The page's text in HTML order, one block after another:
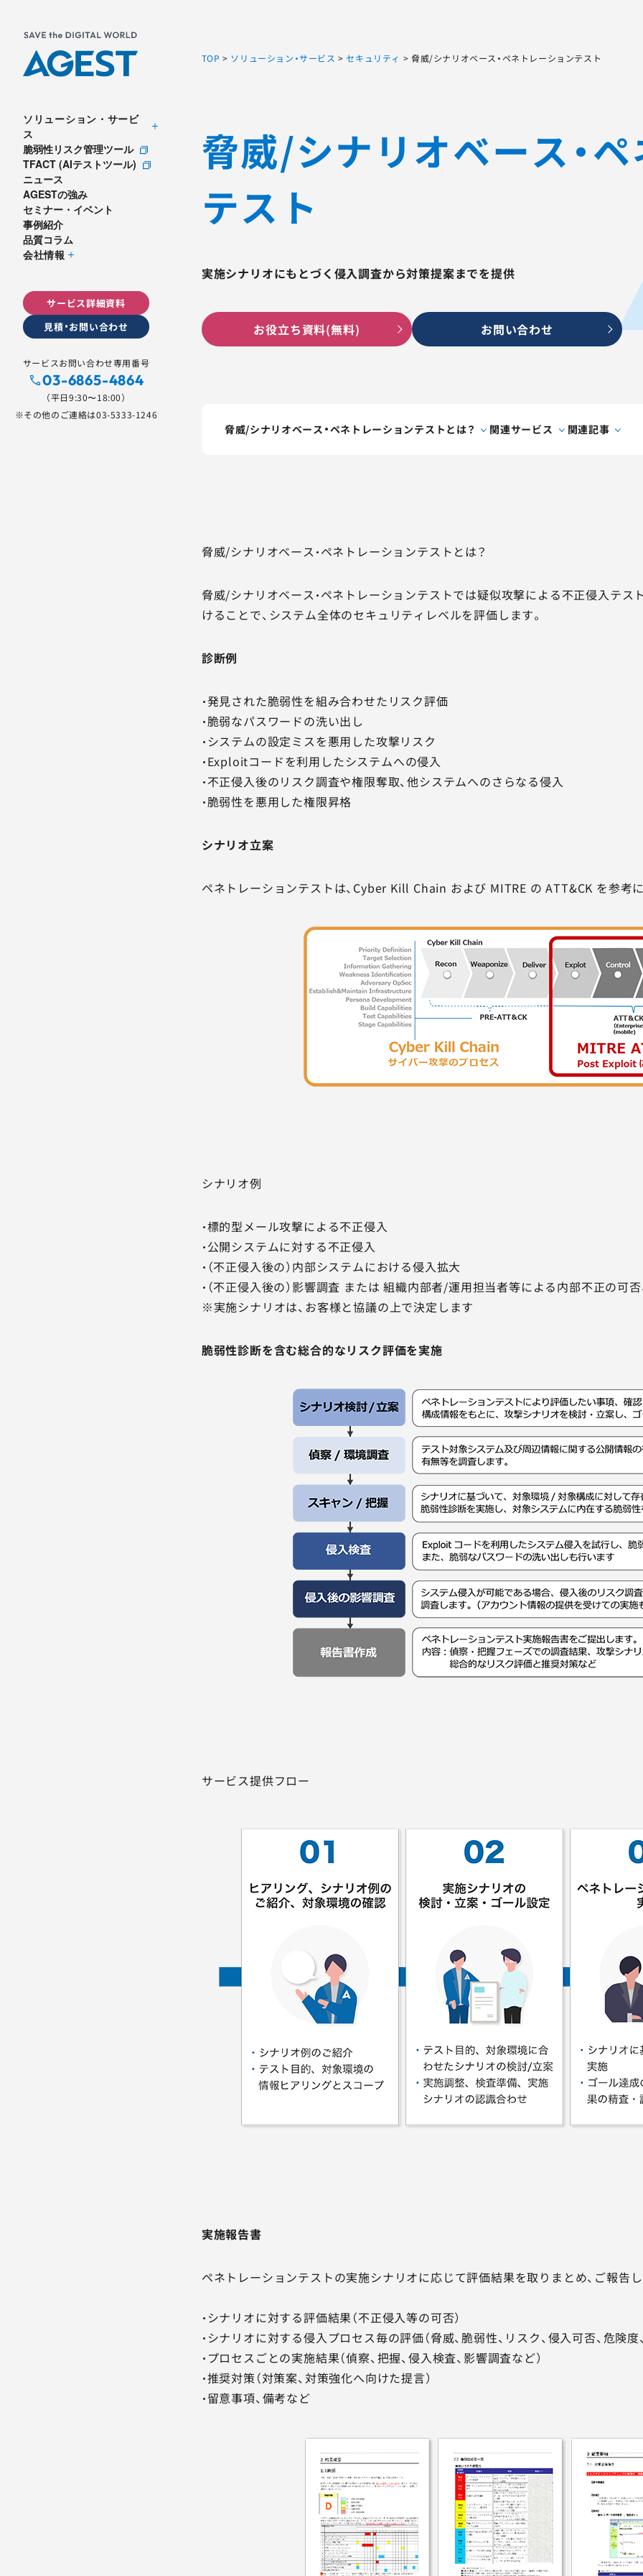
ソリューション・サービ
ス
脆弱性リスク管理ツール
TFACT (AIテストツール)
ニュース
AGESTの強み
セミナー・イベント
事例紹介
品質コラム
会社情報
サービス詳細資料
見積・お問い合わせ
サービスお問い合わせ専用番号
03-6865-4864
（平日9:30〜18:00）
※その他のご連絡は03-5333-1246
TOP > ソリューション・サービス >セキュリティ > 脅威/シナリオベース・ペネトレーションテスト
脅威/シナリオベース・
テスト
実施シナリオにもとづく侵入調査から対策提案までを提供
お役立ち資料(無料) お問い合わせ
脅威/シナリオベース・ペネトレーションテストとは？ 関連サービス 関連記事
脅威/シナリオベース・ペネトレーションテストとは？
脅威/シナリオベース・ペネトレーションテストでは疑似攻撃による不正侵入テ
けることで、システム全体のセキュリティレベルを評価します。
診断例
・発見された脆弱性を組み合わせたリスク評価
・脆弱なパスワードの洗い出し
・システムの設定ミスを悪用した攻撃リスク
・Exploitコードを利用したシステムへの侵入
・不正侵入後のリスク調査や権限奪取、他システムへのさらなる侵入
・脆弱性を悪用した権限昇格
シナリオ立案
ペネトレーションテストは、Cyber Kill Chain および MITRE の ATT&CK を参考
シナリオ例
・標的型メール攻撃による不正侵入
・公開システムに対する不正侵入
・（不正侵入後の）内部システムにおける侵入拡大
・（不正侵入後の）影響調査 または 組織内部者/運用担当者等による内部不正の可否
※実施シナリオは、お客様と協議の上で決定します
脆弱性診断を含む総合的なリスク評価を実施
サービス提供フロー
実施報告書
ペネトレーションテストの実施シナリオに応じて評価結果を取りまとめ、ご報告
・シナリオに対する評価結果（不正侵入等の可否）
・シナリオに対する侵入プロセス毎の評価（脅威、脆弱性、リスク、侵入可否、危険度
・プロセスごとの実施結果（偵察、把握、侵入検査、影響調査など）
・推奨対策（対策案、対策強化へ向けた提言）
・留意事項、備考など